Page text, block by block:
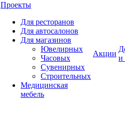
Проекты
Для ресторанов
Для автосалонов
Для магазинов
Ювелирных
Часовых
Сувенирных
Строительных
Медицинская
мебель
Акции
и